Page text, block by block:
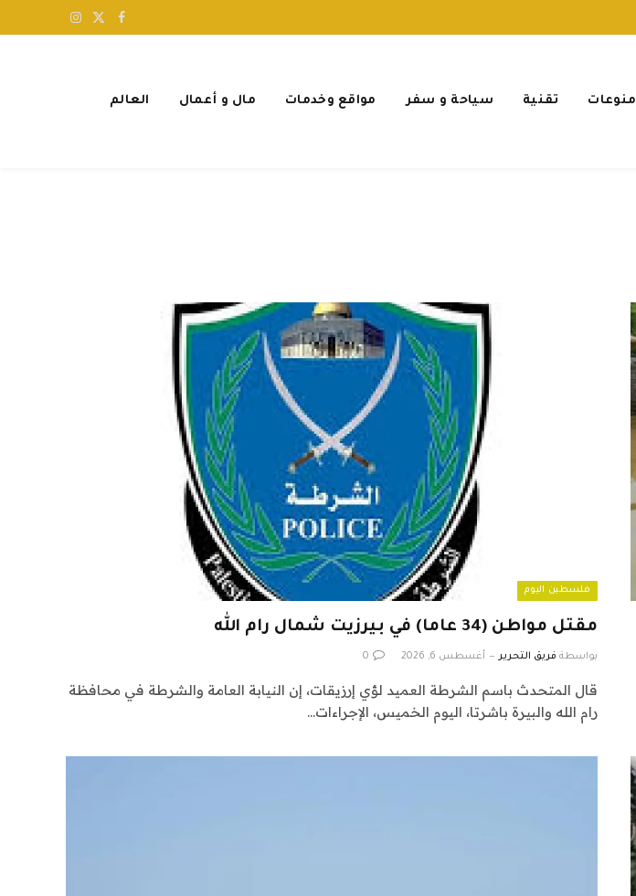
فيسبوك
X
الانستغرام
منوعات تقنية سياحة و سفر مواقع وخدمات مال و أعمال العالم
فلسطين اليوم
مقتل مواطن (34 عاما) في بيرزيت شمال رام الله
بواسطة فريق التحرير أغسطس 6, 2026 0
قال المتحدث باسم الشرطة العميد لؤي إرزيقات، إن النيابة العامة والشرطة في محافظة
رام الله والبيرة باشرتا، اليوم الخميس، الإجراءات…